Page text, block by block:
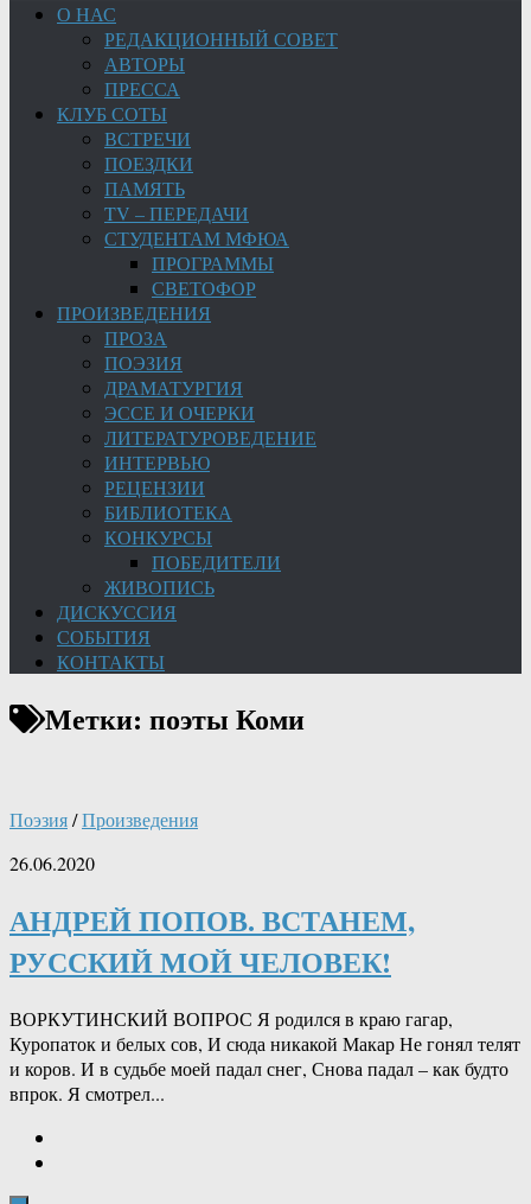
О НАС
РЕДАКЦИОННЫЙ СОВЕТ
АВТОРЫ
ПРЕССА
КЛУБ СОТЫ
ВСТРЕЧИ
ПОЕЗДКИ
ПАМЯТЬ
TV – ПЕРЕДАЧИ
СТУДЕНТАМ МФЮА
ПРОГРАММЫ
СВЕТОФОР
ПРОИЗВЕДЕНИЯ
ПРОЗА
ПОЭЗИЯ
ДРАМАТУРГИЯ
ЭССЕ И ОЧЕРКИ
ЛИТЕРАТУРОВЕДЕНИЕ
ИНТЕРВЬЮ
РЕЦЕНЗИИ
БИБЛИОТЕКА
КОНКУРСЫ
ПОБЕДИТЕЛИ
ЖИВОПИСЬ
ДИСКУССИЯ
СОБЫТИЯ
КОНТАКТЫ
Метки: поэты Коми
Поэзия/Произведения
26.06.2020
АНДРЕЙ ПОПОВ. ВСТАНЕМ,
РУССКИЙ МОЙ ЧЕЛОВЕК!
ВОРКУТИНСКИЙ ВОПРОС Я родился в краю гагар,
Куропаток и белых сов, И сюда никакой Макар Не гонял телят
и коров. И в судьбе моей падал снег, Снова падал – как будто
впрок. Я смотрел...